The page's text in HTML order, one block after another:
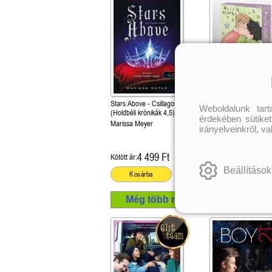
Stars Above - Csillagos egek
(Holdbéli krónikák 4,5)
Marissa Meyer
Kötött ár:4 499 Ft
Kosárba
Heartstopper - Fülig
zúgtam
Különleges
Alice Oseman
Kosárba
Még több mű a szerzőtől
Weboldalunk
érdekében
irányelveinkről,
Beállítások